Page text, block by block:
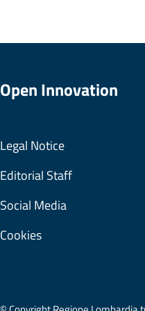
Open Innovation
Legal Notice
Editorial Staff
Social Media
Cookies